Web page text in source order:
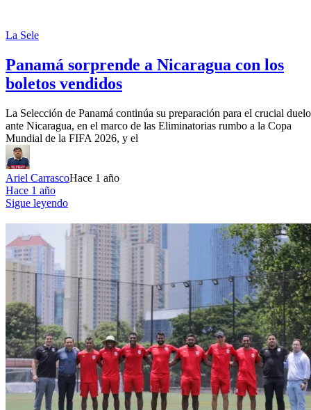
La Sele
Panamá sorprende a Nicaragua con los
boletos vendidos
La Selección de Panamá continúa su preparación para el crucial duelo
ante Nicaragua, en el marco de las Eliminatorias rumbo a la Copa
Mundial de la FIFA 2026, y el
Ariel CarrascoHace 1 año
Hace 1 año
Sigue leyendo